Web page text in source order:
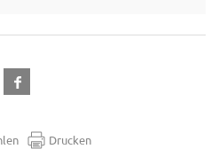
Drucken